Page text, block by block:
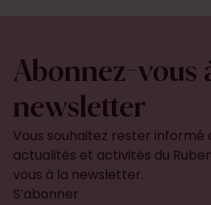
Abonnez-vous
newsletter
Vous souhaitez rester informé
actualités et activités du
vous à la newsletter.
S’abonner